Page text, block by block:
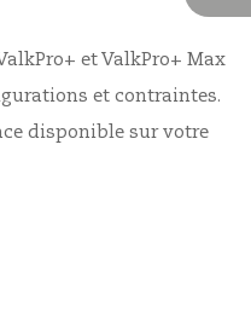
et ValkPro+ Max
et contraintes.
disponible sur votre